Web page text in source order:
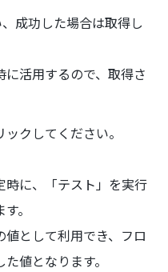
成功した場合は取得し
活用するので、取得さ
クしてください。
時に、「テスト」を実行
。
として利用でき、フロ
値となります。